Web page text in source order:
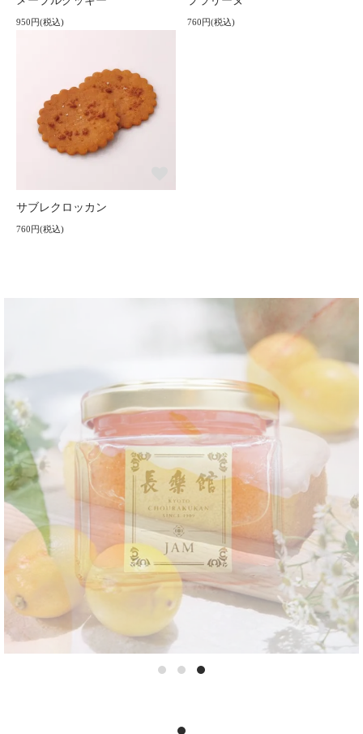
950円(税込) 760円(税込)
サブレクロッカン
760円(税込)